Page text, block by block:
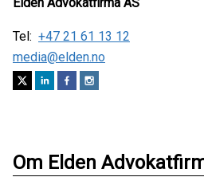
Tel: +47 21 61 13 12
media@elden.no
Om Elden